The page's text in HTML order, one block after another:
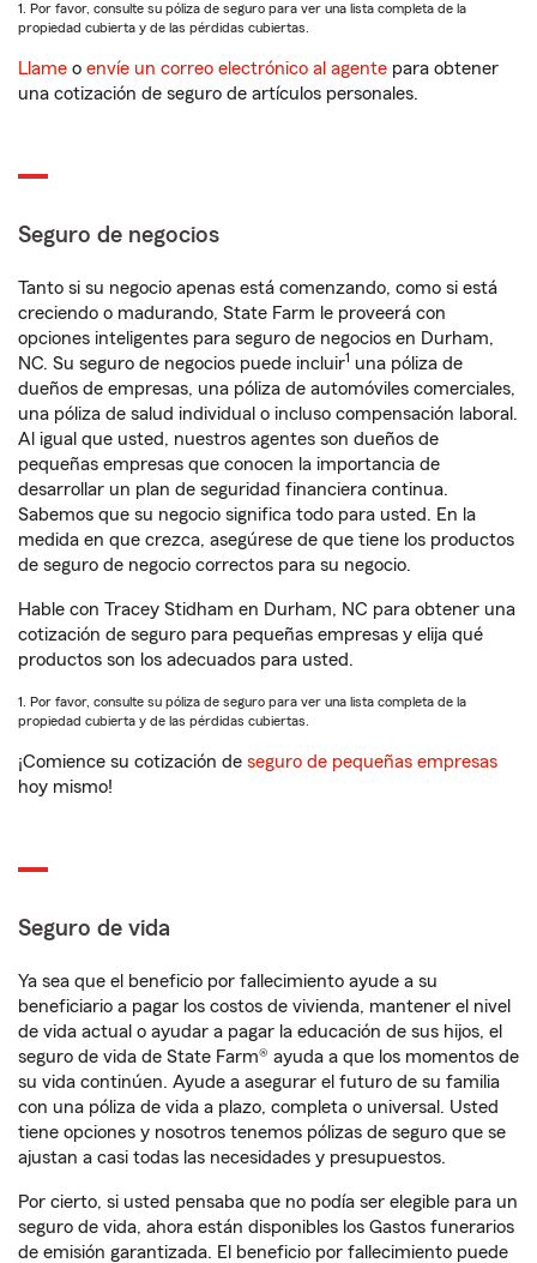
1. Por favor, consulte su póliza de seguro para ver una lista completa de la
propiedad cubierta y de las pérdidas cubiertas.
Llame o envíe un correo electrónico al agente para obtener
una cotización de seguro de artículos personales.
Seguro de negocios
Tanto si su negocio apenas está comenzando, como si está
creciendo o madurando, State Farm le proveerá con
opciones inteligentes para seguro de negocios en Durham,
NC. Su seguro de negocios puede incluir1 una póliza de
dueños de empresas, una póliza de automóviles comerciales,
una póliza de salud individual o incluso compensación laboral.
Al igual que usted, nuestros agentes son dueños de
pequeñas empresas que conocen la importancia de
desarrollar un plan de seguridad financiera continua.
Sabemos que su negocio significa todo para usted. En la
medida en que crezca, asegúrese de que tiene los productos
de seguro de negocio correctos para su negocio.
Hable con Tracey Stidham en Durham, NC para obtener una
cotización de seguro para pequeñas empresas y elija qué
productos son los adecuados para usted.
1. Por favor, consulte su póliza de seguro para ver una lista completa de la
propiedad cubierta y de las pérdidas cubiertas.
¡Comience su cotización de seguro de pequeñas empresas
hoy mismo!
Seguro de vida
Ya sea que el beneficio por fallecimiento ayude a su
beneficiario a pagar los costos de vivienda, mantener el nivel
de vida actual o ayudar a pagar la educación de sus hijos, el
seguro de vida de State Farm® ayuda a que los momentos de
su vida continúen. Ayude a asegurar el futuro de su familia
con una póliza de vida a plazo, completa o universal. Usted
tiene opciones y nosotros tenemos pólizas de seguro que se
ajustan a casi todas las necesidades y presupuestos.
Por cierto, si usted pensaba que no podía ser elegible para un
seguro de vida, ahora están disponibles los Gastos funerarios
de emisión garantizada. El beneficio por fallecimiento puede